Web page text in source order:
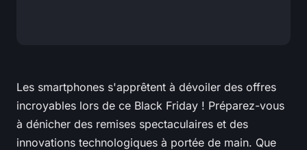
Les smartphones s'apprêtent à dévoiler des offres
incroyables lors de ce Black Friday ! Préparez-vous
à dénicher des remises spectaculaires et des
innovations technologiques à portée de main. Que